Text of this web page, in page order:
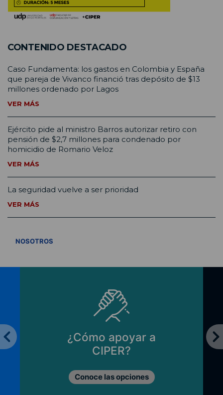
CONTENIDO DESTACADO
Caso Fundamenta: los gastos en Colombia y España
que pareja de Vivanco financió tras depósito de $13
millones ordenado por Lagos
VER MÁS
Ejército pide al ministro Barros autorizar retiro con
pensión de $2,7 millones para condenado por
homicidio de Romario Veloz
VER MÁS
La seguridad vuelve a ser prioridad
VER MÁS
NOSOTROS
¿Cómo apoyar a
CIPER?
Conoce las opciones